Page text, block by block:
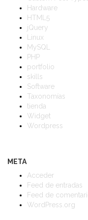
Hardware
HTML5
jQuery
Linux
MySQL
PHP
portfolio
skills
Software
Taxonomías
tienda
Widget
Wordpress
META
Acceder
Feed de entradas
Feed de
WordPress.org